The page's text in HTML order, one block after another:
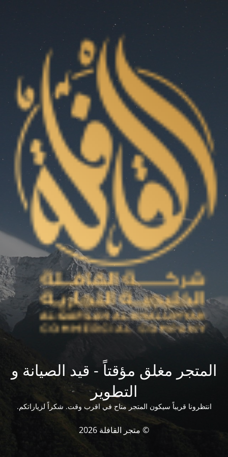
المتجر مغلق مؤقتاً - قيد الصيانة و
التطوير
انتظرونا قريباً سيكون المتجر متاح في اقرب وقت. شكراً لزياراتكم.
© متجر القافلة 2026